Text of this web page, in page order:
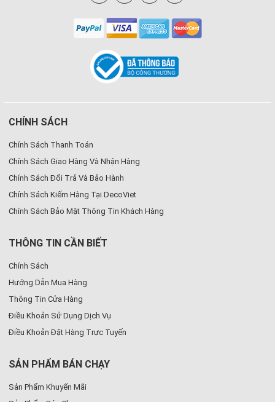
CHÍNH SÁCH
Chính Sách Thanh Toán
Chính Sách Giao Hàng Và Nhận Hàng
Chính Sách Đổi Trả Và Bảo Hành
Chính Sách Kiểm Hàng Tại DecoViet
Chính Sách Bảo Mật Thông Tin Khách Hàng
THÔNG TIN CẦN BIẾT
Chính Sách
Hướng Dẫn Mua Hàng
Thông Tin Cửa Hàng
Điều Khoản Sử Dụng Dịch Vụ
Điều Khoản Đặt Hàng Trực Tuyến
SẢN PHẨM BÁN CHẠY
Sản Phẩm Khuyến Mãi